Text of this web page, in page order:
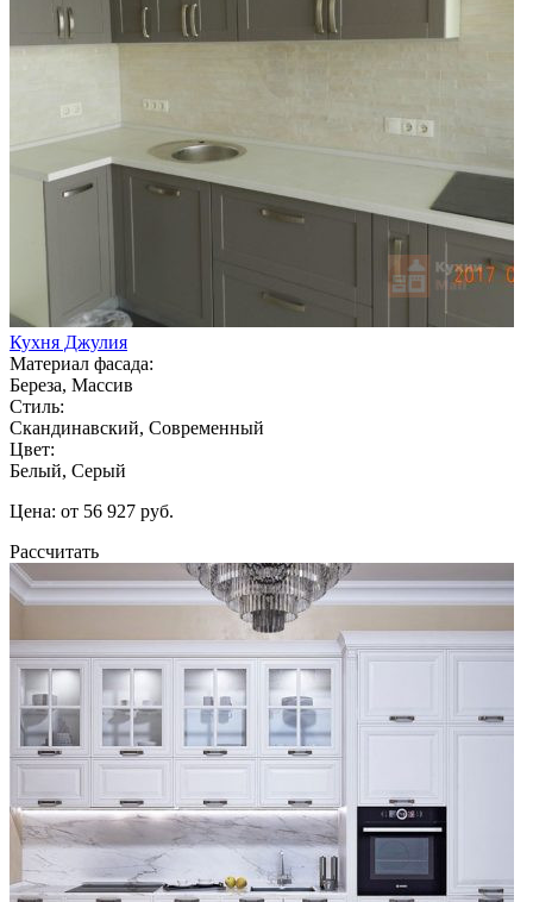
Кухня Джулия
Материал фасада:
Береза, Массив
Стиль:
Скандинавский, Современный
Цвет:
Белый, Серый
Цена: от 56 927 руб.
Рассчитать